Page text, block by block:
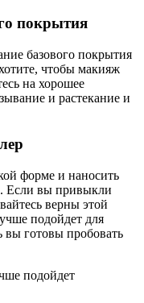
покрытия
базового покрытия
чтобы макияж
на хорошее
и растекание и
форме и наносить
Если вы привыкли
верны этой
подойдет для
вы готовы пробовать
подойдет